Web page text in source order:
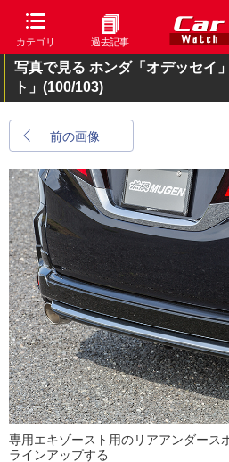
カテゴリ 過去記事
写真で見る ホンダ「オデッセイ
ト」 (100/103)
前の画像
専用エキゾースト用のリアアンダース
ラインアップする